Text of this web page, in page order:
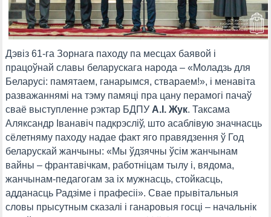
Дэвіз 61-га Зорнага паходу па месцах баявой і
працоўнай славы беларускага народа – «Моладзь для
Беларусі: памятаем, ганарымся, ствараем!», і менавіта
разважаннямі на тэму памяці пра цану перамогі пачаў
сваё выступленне рэктар БДПУ А.І. Жук. Таксама
Аляксандр Іванавіч падкрэсліў, што асаблівую значнасць
сёлетняму паходу надае факт яго правядзення ў Год
беларускай жанчыны: «Мы ўдзячны ўсім жанчынам
вайны – франтавічкам, работніцам тылу і, вядома,
жанчынам-педагогам за іх мужнасць, стойкасць,
адданасць Радзіме і прафесіі». Свае прывітальныя
словы прысутным сказалі і ганаровыя госці – начальнік